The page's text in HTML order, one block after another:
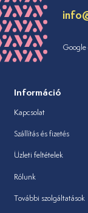
Google
Információ
Kapcsolat
Szállítás és fizetés
Üzleti feltételek
Rólunk
További szolgáltatások